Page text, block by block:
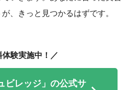
、きっと見つかるはずです。
体験実施中！／
ビレッジ」の公式サ